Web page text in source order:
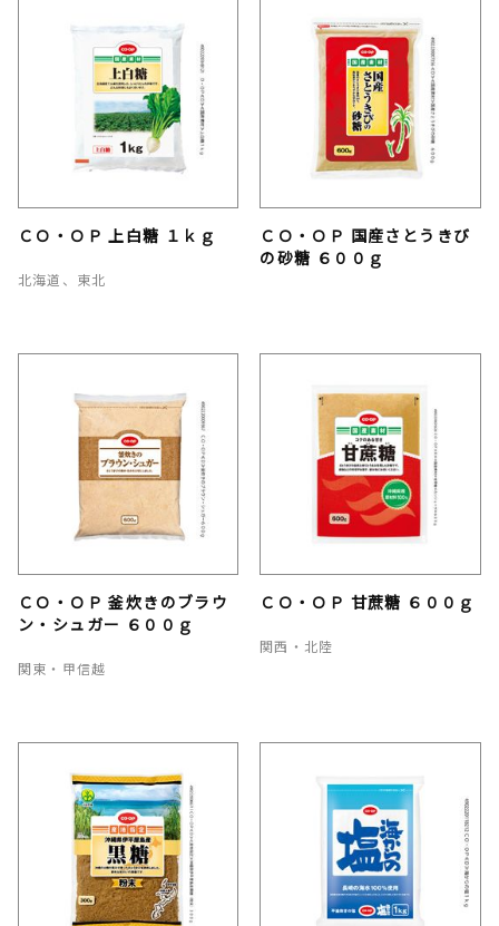
ＣＯ・ＯＰ 上白糖 １ｋｇ
北海道、東北
ＣＯ・ＯＰ 国産さとうきび
の砂糖 ６００ｇ
ＣＯ・ＯＰ 釜炊きのブラウ
ン・シュガー ６００ｇ
関東・甲信越
ＣＯ・ＯＰ 甘蔗糖 ６００ｇ
関西・北陸